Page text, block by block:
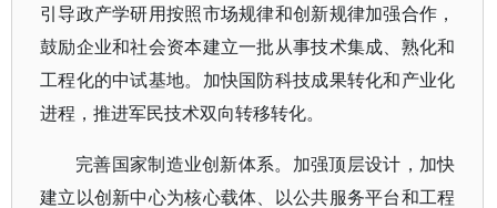
引导政产学研用按照市场规律和创新规律加强合作，
鼓励企业和社会资本建立一批从事技术集成、熟化和
工程化的中试基地。加快国防科技成果转化和产业化
进程，推进军民技术双向转移转化。
完善国家制造业创新体系。加强顶层设计，加快
建立以创新中心为核心载体、以公共服务平台和工程